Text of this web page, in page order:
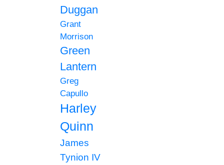
Duggan
Grant
Morrison
Green
Lantern
Greg
Capullo
Harley
Quinn
James
Tynion IV